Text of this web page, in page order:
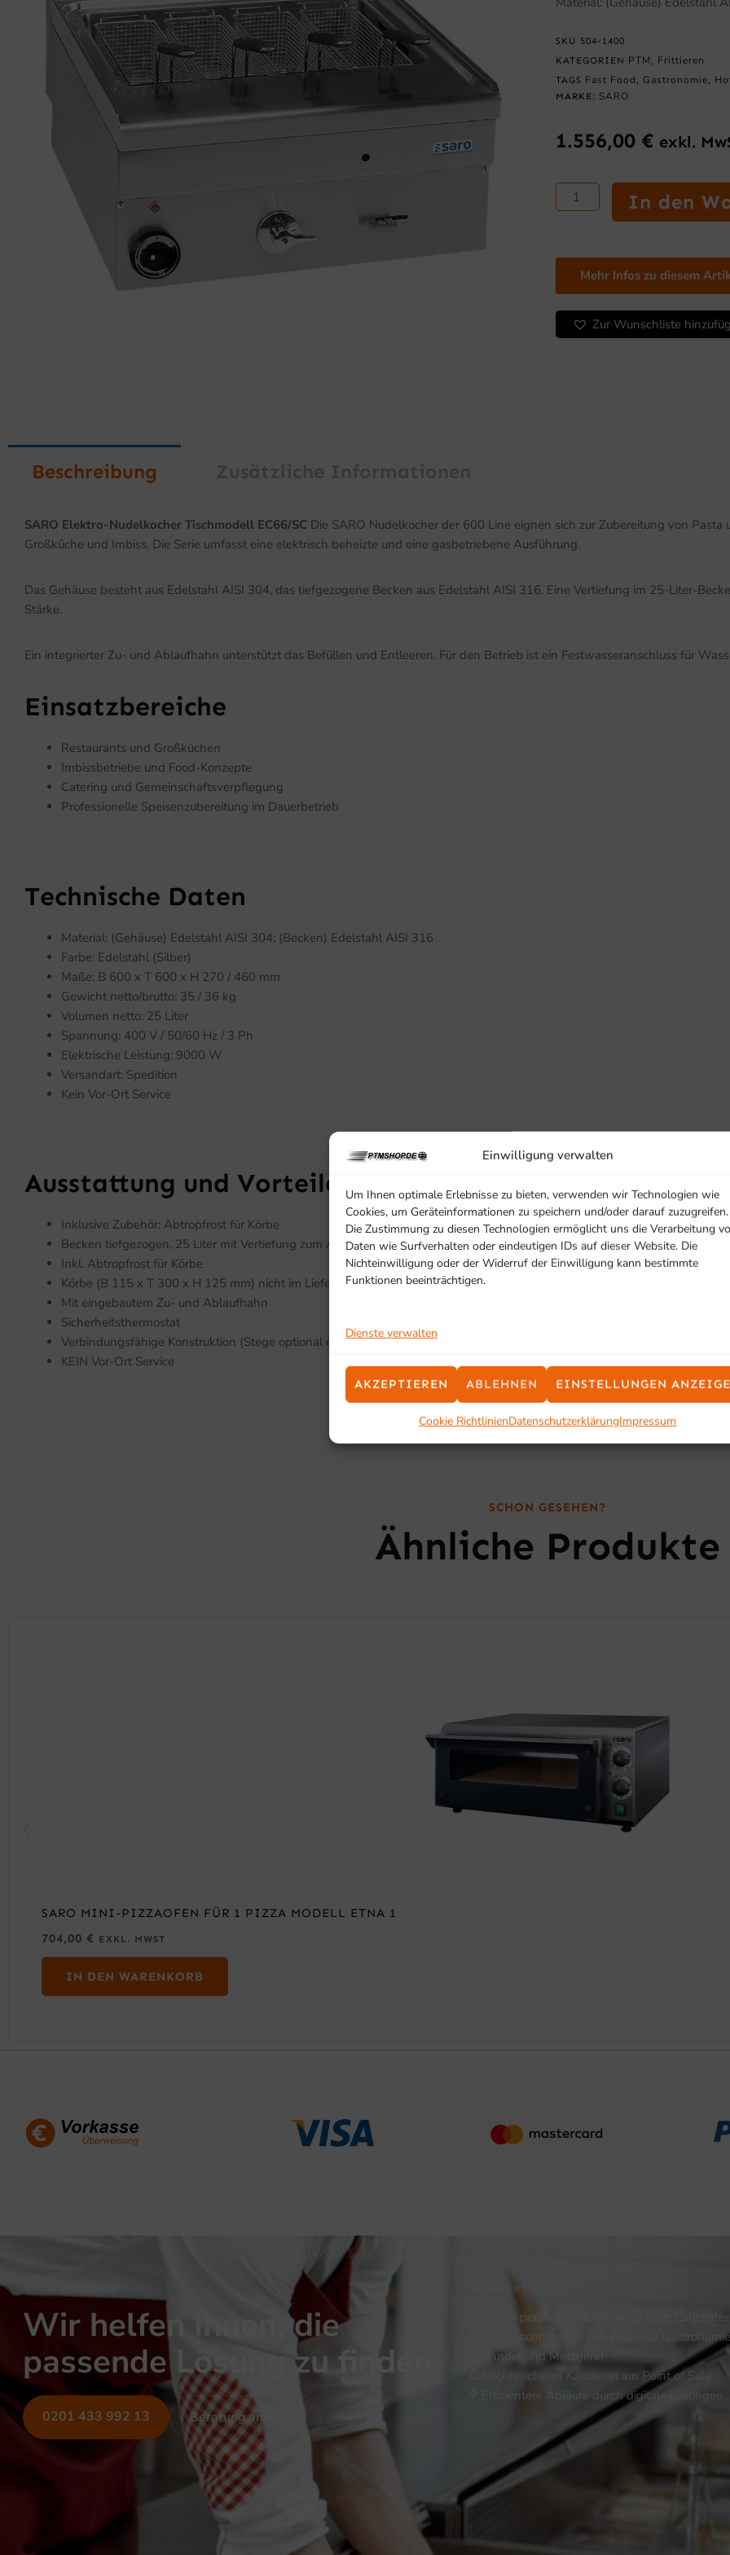
Einwilligung verwalten
Um Ihnen optimale Erlebnisse zu bieten, verwenden wir Technologien wie
Cookies, um Geräteinformationen zu speichern und/oder darauf zuzugreifen.
Die Zustimmung zu diesen Technologien ermöglicht uns die Verarbeitung
Daten wie Surfverhalten oder eindeutigen IDs auf dieser Website. Die
Nichteinwilligung oder der Widerruf der Einwilligung kann bestimmte
Funktionen beeinträchtigen.
Dienste verwalten
AKZEPTIEREN ABLEHNEN EINSTELLUNGEN
Cookie RichtlinienDatenschutzerklärungImpressum
SKU 504-1400
KATEGORIEN PTM , Frittieren
TAGS Fast Food , Gastronomie,
MARKE: SARO
1.556,00 € exkl.
SARO
Elektro-
Nudelkocher
EC66/SC
Menge
In den
Mehr Infos zu diesem
Zur Wunschliste
Beschreibung
SARO Elektro-Nudelkocher Tischmodell EC66/SC Die SARO Nudelkocher der 600 Line eignen sich zur Zubereitung von
Großküche und Imbiss. Die Serie umfasst eine elektrisch beheizte und eine gasbetriebene Ausführung.
Das Gehäuse besteht aus Edelstahl AISI 304, das tiefgezogene Becken aus Edelstahl AISI 316. Eine Vertiefung im 25-Liter-
Stärke.
Ein integrierter Zu- und Ablaufhahn unterstützt das Befüllen und Entleeren. Für den Betrieb ist ein Festwasseranschluss für
Einsatzbereiche
Restaurants und Großküchen
Imbissbetriebe und Food-Konzepte
Catering und Gemeinschaftsverpflegung
Professionelle Speisenzubereitung im Dauerbetrieb
Technische Daten
Material: (Gehäuse) Edelstahl AISI 304; (Becken) Edelstahl AISI 316
Farbe: Edelstahl (Silber)
Maße: B 600 x T 600 x H 270 / 460 mm
Gewicht netto/brutto: 35 / 36 kg
Volumen netto: 25 Liter
Spannung: 400 V / 50/60 Hz / 3 Ph
Elektrische Leistung: 9000 W
Versandart: Spedition
Kein Vor-Ort Service
Ausstattung und Vorteile
Inklusive Zubehör: Abtropfrost für Körbe
Becken tiefgezogen, 25 Liter mit Vertiefung zum Auffangen der Stärke
Inkl. Abtropfrost für Körbe
Körbe (B 115 x T 300 x H 125 mm) nicht im Lieferumfang enthalten (Best-Nr. 504-5050 für 1 Korb)
Mit eingebautem Zu- und Ablaufhahn
Sicherheitsthermostat
Verbindungsfähige Konstruktion (Stege optional erhältlich)
KEIN Vor-Ort Service
SCHON GESEHEN?
Ähnliche Produkte
SARO MINI-PIZZAOFEN FÜR 1 PIZZA MODELL ETNA 1
704,00 € EXKL. MWST
IN DEN WARENKORB
Wir helfen Ihnen, die
passende Lösung zu finden
0201 433 992 13 Beratung anfragen
IHRE VORTEILE
Immer persönliche Betreuung statt Callcenter
Maßgeschneiderte Lösungen für
Handel und Metzgerei
Rechtssicheres Kassieren am Point of Sale
Effizientere Abläufe durch digitale Lösungen